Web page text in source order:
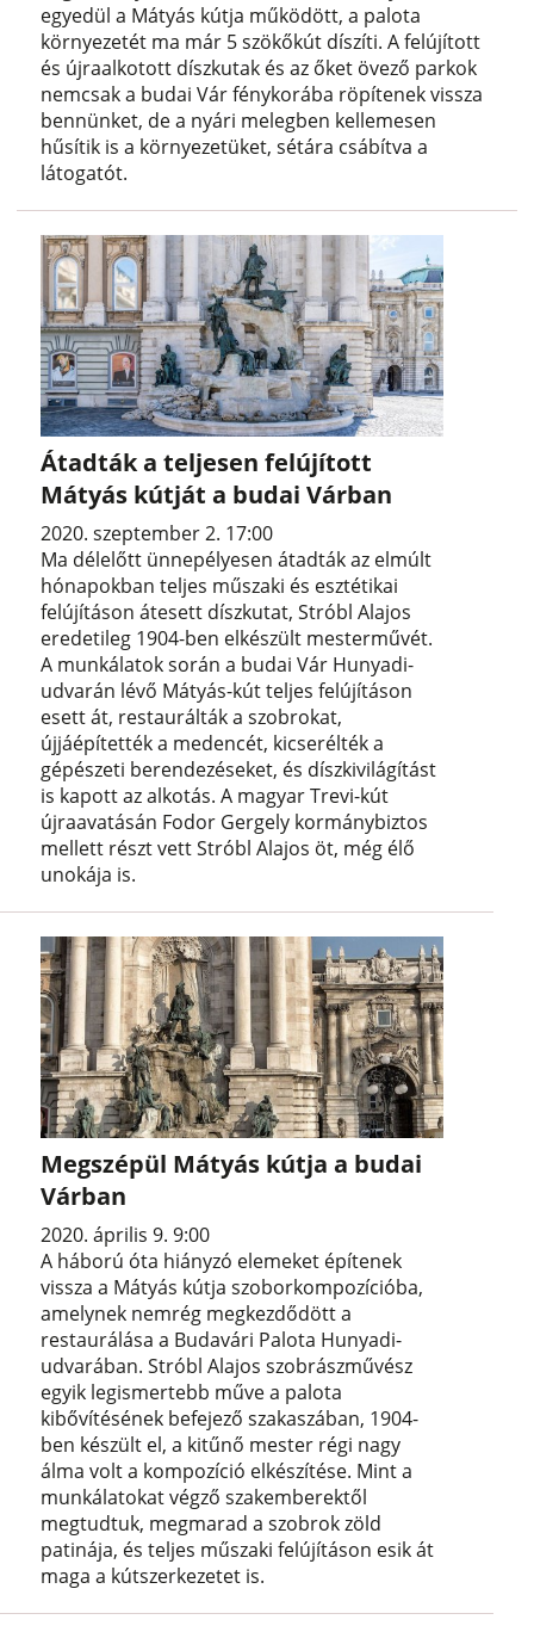
egyedül a Mátyás kútja működött, a palota
környezetét ma már 5 szökőkút díszíti. A felújított
és újraalkotott díszkutak és az őket övező parkok
nemcsak a budai Vár fénykorába röpítenek vissza
bennünket, de a nyári melegben kellemesen
hűsítik is a környezetüket, sétára csábítva a
látogatót.
Átadták a teljesen felújított
Mátyás kútját a budai Várban
2020. szeptember 2. 17:00
Ma délelőtt ünnepélyesen átadták az elmúlt
hónapokban teljes műszaki és esztétikai
felújításon átesett díszkutat, Stróbl Alajos
eredetileg 1904-ben elkészült mesterművét.
A munkálatok során a budai Vár Hunyadi-
udvarán lévő Mátyás-kút teljes felújításon
esett át, restaurálták a szobrokat,
újjáépítették a medencét, kicserélték a
gépészeti berendezéseket, és díszkivilágítást
is kapott az alkotás. A magyar Trevi-kút
újraavatásán Fodor Gergely kormánybiztos
mellett részt vett Stróbl Alajos öt, még élő
unokája is.
Megszépül Mátyás kútja a budai
Várban
2020. április 9. 9:00
A háború óta hiányzó elemeket építenek
vissza a Mátyás kútja szoborkompozícióba,
amelynek nemrég megkezdődött a
restaurálása a Budavári Palota Hunyadi-
udvarában. Stróbl Alajos szobrászművész
egyik legismertebb műve a palota
kibővítésének befejező szakaszában, 1904-
ben készült el, a kitűnő mester régi nagy
álma volt a kompozíció elkészítése. Mint a
munkálatokat végző szakemberektől
megtudtuk, megmarad a szobrok zöld
patinája, és teljes műszaki felújításon esik át
maga a kútszerkezetet is.